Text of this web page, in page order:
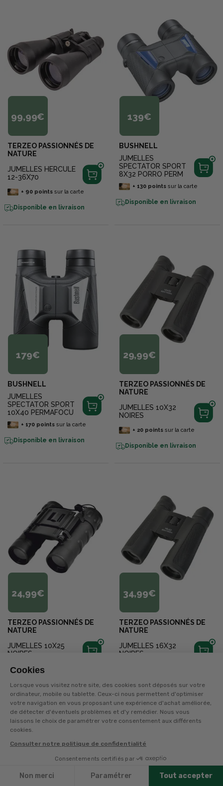
Cookies
Lorsque vous visitez notre site, des cookies sont déposés sur votre
ordinateur, mobile ou tablette. Ceux-ci nous permettent d'optimiser
votre navigation en vous proposant une expérience d'achat améliorée,
de détecter d'éventuels problèmes et d'y remédier. Nous vous
laissons le choix de paramétrer votre consentement aux différents
cookies.
Consulter notre politique de confidentialité
Consentements certifiés par
Non merci Paramétrer Tout accepter
Filtres
99,99€
TERZEO PASSIONNÉS DE
NATURE
JUMELLES HERCULE
12-36X70
+ 90pointssur la carte
Disponible en livraison
139€
BUSHNELL
JUMELLES
SPECTATOR SPORT
8X32 PORRO PERM
+ 130pointssur la carte
Disponible en livraison
179€
BUSHNELL
JUMELLES
SPECTATOR SPORT
10X40 PERMAFOCU
+ 170pointssur la carte
Disponible en livraison
29,99€
TERZEO PASSIONNÉS DE
NATURE
JUMELLES 10X32
NOIRES
+ 20pointssur la carte
Disponible en livraison
24,99€
TERZEO PASSIONNÉS DE
NATURE
JUMELLES 10X25
NOIRES
+20points
Disponible en livraison
34,99€
TERZEO PASSIONNÉS DE
NATURE
JUMELLES 16X32
NOIRES
Disponible en livraison